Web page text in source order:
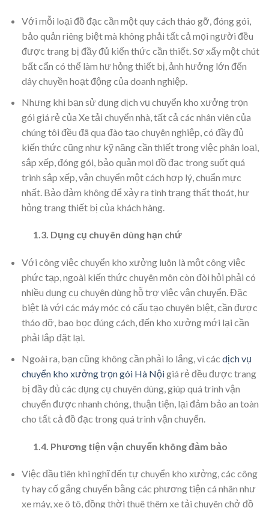
Với mỗi loại đồ đạc cần một quy cách tháo gỡ, đóng gói,
bảo quản riêng biệt mà không phải tất cả mọi người đều
được trang bị đầy đủ kiến thức cần thiết. Sơ xẩy một chút
bất cẩn có thể làm hư hỏng thiết bị, ảnh hưởng lớn đến
dây chuyền hoạt động của doanh nghiệp.
Nhưng khi bạn sử dụng dịch vụ chuyển kho xưởng trọn
gói giá rẻ của Xe tải chuyển nhà, tất cả các nhân viên của
chúng tôi đều đã qua đào tạo chuyên nghiệp, có đầy đủ
kiến thức cũng như kỹ năng cần thiết trong việc phân loại,
sắp xếp, đóng gói, bảo quản mọi đồ đạc trong suốt quá
trình sắp xếp, vận chuyển một cách hợp lý, chuẩn mực
nhất. Bảo đảm không để xảy ra tình trạng thất thoát, hư
hỏng trang thiết bị của khách hàng.
1.3. Dụng cụ chuyên dùng hạn chứ
Với công việc chuyển kho xưởng luôn là một công việc
phức tạp, ngoài kiến thức chuyên môn còn đòi hỏi phải có
nhiều dụng cụ chuyên dùng hỗ trợ việc vận chuyển. Đặc
biệt là với các máy móc có cấu tạo chuyên biệt, cần được
tháo dỡ, bao bọc đúng cách, đến kho xưởng mới lại cần
phải lắp đặt lại.
Ngoài ra, bạn cũng không cần phải lo lắng, vì các dịch vụ
chuyển kho xưởng trọn gói Hà Nộigiá rẻ đều được trang
bị đầy đủ các dụng cụ chuyên dùng, giúp quá trình vận
chuyển được nhanh chóng, thuận tiện, lại đảm bảo an toàn
cho tất cả đồ đạc trong quá trình vận chuyển.
1.4. Phương tiện vận chuyển không đảm bảo
Việc đầu tiên khi nghĩ đến tự chuyển kho xưởng, các công
ty hay cố gắng chuyển bằng các phương tiện cá nhân như
xe máy, xe ô tô, đồng thời thuê thêm xe tải chuyên chở đồ